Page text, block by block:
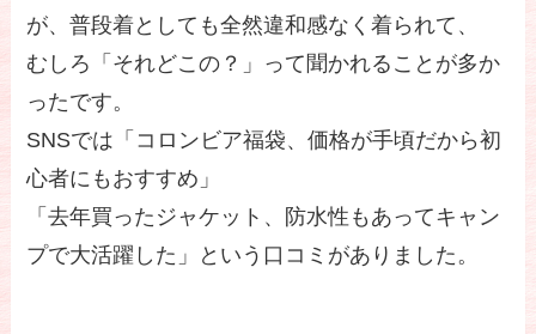
が、普段着としても全然違和感なく着られて、
むしろ「それどこの？」って聞かれることが多か
ったです。
SNSでは「コロンビア福袋、価格が手頃だから初
心者にもおすすめ」
「去年買ったジャケット、防水性もあってキャン
プで大活躍した」という口コミがありました。